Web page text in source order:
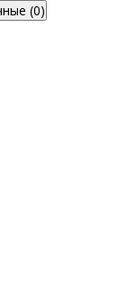
(0)